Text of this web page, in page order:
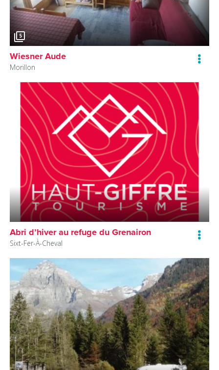
5
Wiesner Aude
Morillon
Abri d’hiver au refuge du Grenairon
Sixt-Fer-À-Cheval